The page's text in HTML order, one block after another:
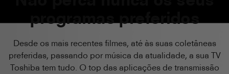
programas preferidos
Desde os mais recentes filmes, até às suas coletâneas
preferidas, passando por música da atualidade, a sua TV
Toshiba tem tudo. O top das aplicações de transmissão